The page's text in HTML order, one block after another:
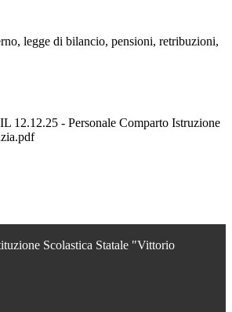
legge di bilancio, pensioni, retribuzioni,
12.12.25 - Personale Comparto Istruzione
Scolastica Statale "Vittorio